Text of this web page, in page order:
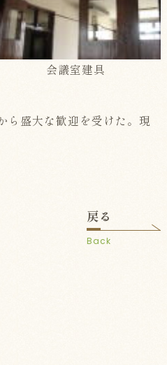
会議室建具
ら盛大な歓迎を受けた。現
戻る
Back